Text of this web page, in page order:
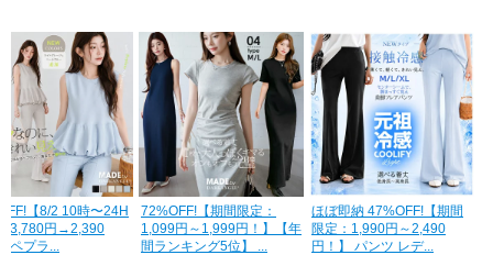
72%OFF!【期間限定：
1,099円～1,999円！】【年
間ランキング5位】 ...
ほぼ即納 47%OFF!【期間
限定：1,990円～2,490
円！】 パンツ レデ...
47％OFF【期間限定：
3,790円→1,990円！】
UVカット イージー...